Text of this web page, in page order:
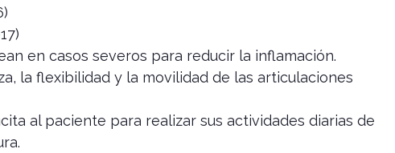
en casos severos para reducir la inflamación.
la flexibilidad y la movilidad de las articulaciones
al paciente para realizar sus actividades diarias de